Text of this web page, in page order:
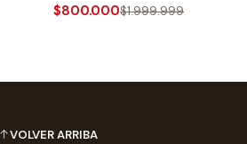
$800.000$1.999.999
VOLVER ARRIBA